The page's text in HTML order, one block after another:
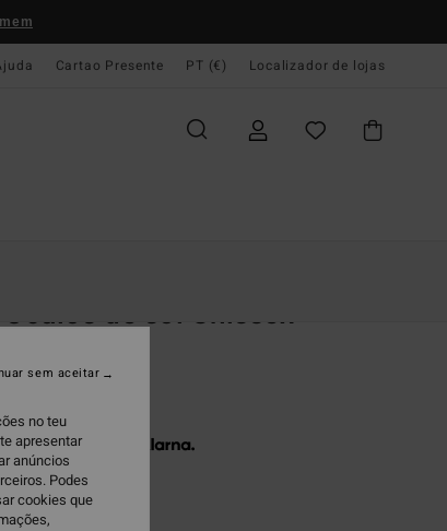
Cartao Presente PT (€) Localizador de lojas
de sol Unissex
sem juros com a
Gry
no teu
apresentar
anúncios
Podes
cookies que
sem aceitar